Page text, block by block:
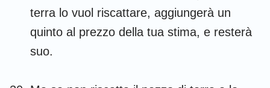
terra lo vuol riscattare, aggiungerà un
quinto al prezzo della tua stima, e resterà
suo.